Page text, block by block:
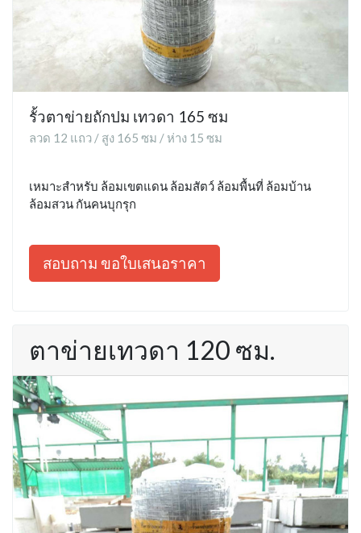
รั้วตาข่ายถักปม เทวดา 165 ซม
ลวด 12 แถว / สูง 165 ซม / ห่าง 15 ซม
เหมาะสำหรับ ล้อมเขตแดน ล้อมสัตว์ ล้อมพื้นที่ ล้อมบ้าน
ล้อมสวน กันคนบุกรุก
สอบถาม ขอใบเสนอราคา
ตาข่ายเทวดา 120 ซม.